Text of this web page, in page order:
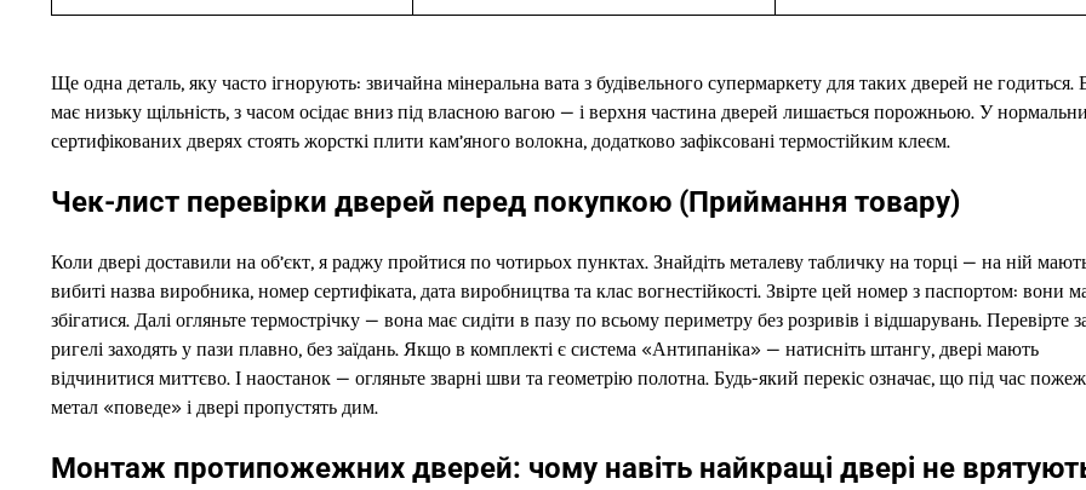
Ще одна деталь, яку часто ігнорують: звичайна мінеральна вата з будівельного супермаркету для таких дверей не годиться.
має низьку щільність, з часом осідає вниз під власною вагою — і верхня частина дверей лишається порожньою. У
сертифікованих дверях стоять жорсткі плити кам’яного волокна, додатково зафіксовані термостійким клеєм.
Чек-лист перевірки дверей перед покупкою (Приймання товару)
Коли двері доставили на об’єкт, я раджу пройтися по чотирьох пунктах. Знайдіть металеву табличку на торці — на ній
вибиті назва виробника, номер сертифіката, дата виробництва та клас вогнестійкості. Звірте цей номер з паспортом: вони
збігатися. Далі огляньте термострічку — вона має сидіти в пазу по всьому периметру без розривів і відшарувань. Перевірте
ригелі заходять у пази плавно, без заїдань. Якщо в комплекті є система «Антипаніка» — натисніть штангу, двері мають
відчинитися миттєво. І наостанок — огляньте зварні шви та геометрію полотна. Будь-який перекіс означає, що під час
метал «поведе» і двері пропустять дим.
Монтаж протипожежних дверей: чому навіть найкращі двері не